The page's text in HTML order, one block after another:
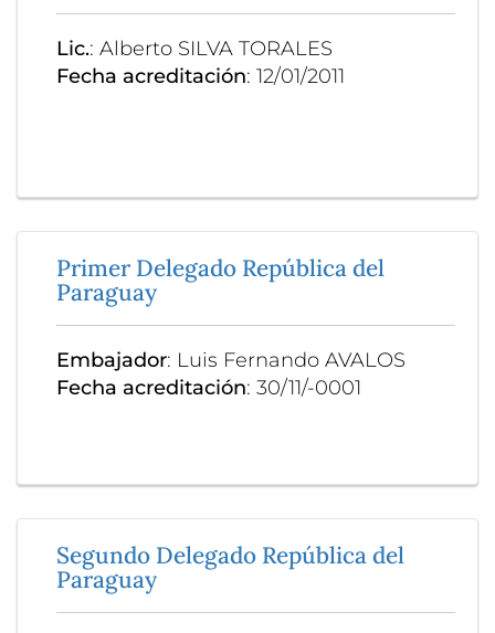
Lic.: Alberto SILVA TORALES
Fecha acreditación: 12/01/2011
Primer Delegado República del
Paraguay
Embajador: Luis Fernando AVALOS
Fecha acreditación: 30/11/-0001
Segundo Delegado República del
Paraguay